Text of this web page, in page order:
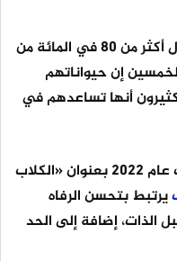
وفي استطلاع لجامعة ميشيغان، قال أكثر من 80 في المائة من
إن حيواناتهم
أنها تساعدهم في
كما خلصت دراسة استقصائية أُجريت عام 2022 بعنوان «الكلاب
يرتبط بتحسن الرفاه
الذات، إضافة إلى الحد